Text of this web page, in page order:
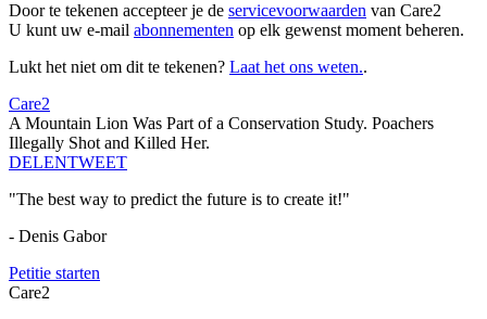
Door te tekenen accepteer je de servicevoorwaarden van Care2
U kunt uw e-mail abonnementen op elk gewenst moment beheren.
Lukt het niet om dit te tekenen? Laat het ons weten..
Care2
A Mountain Lion Was Part of a Conservation Study. Poachers
Illegally Shot and Killed Her.
DELENTWEET
"The best way to predict the future is to create it!"
- Denis Gabor
Petitie starten
Care2